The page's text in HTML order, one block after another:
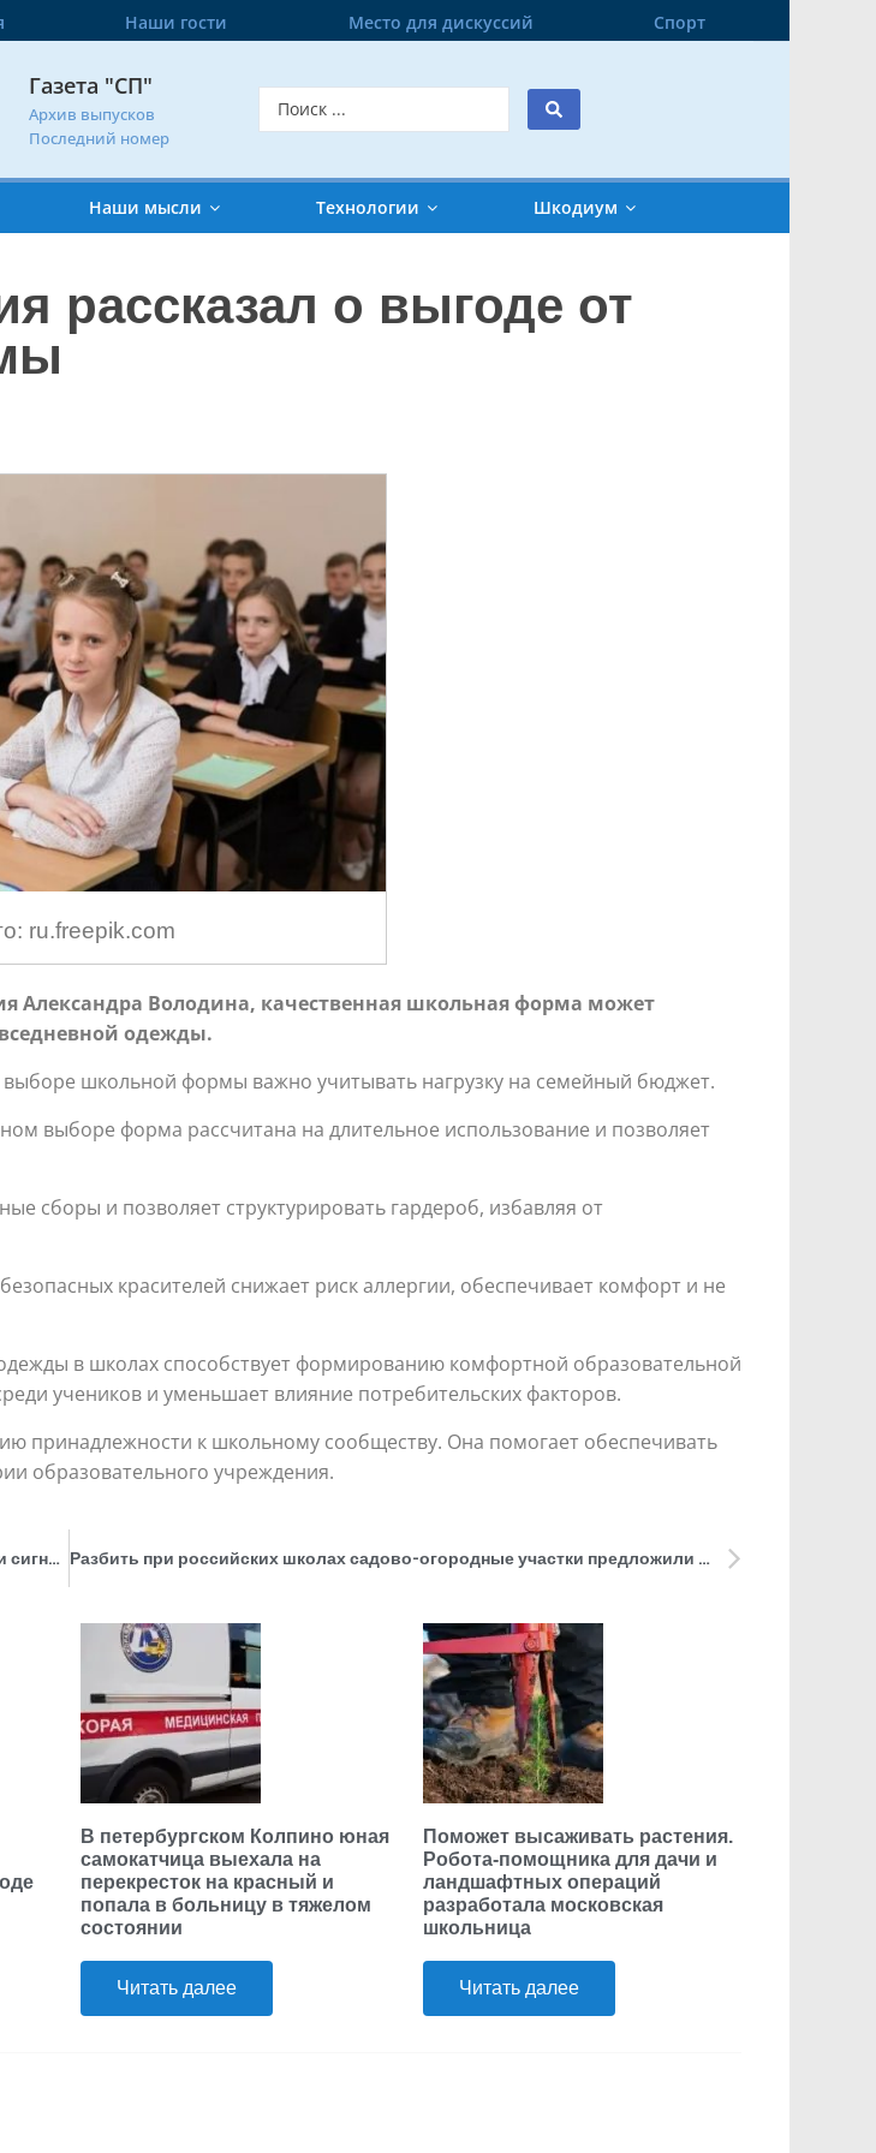
Наши гости Место для дискуссий Спорт
Газета "СП"
Архив выпусков
Последний номер
Наши мысли Технологии Шкодиум
рассказал о выгоде от
ru.freepik.com
Александра Володина, качественная школьная форма может
одежды.
школьной формы важно учитывать нагрузку на семейный бюджет.
выборе форма рассчитана на длительное использование и позволяет
сборы и позволяет структурировать гардероб, избавляя от
красителей снижает риск аллергии, обеспечивает комфорт и не
в школах способствует формированию комфортной образовательной
учеников и уменьшает влияние потребительских факторов.
принадлежности к школьному сообществу. Она помогает обеспечивать
образовательного учреждения.
В Челябинске девятиклассник принес в школу арбалет, баллончик и сигнальный пистолет и выстрелил в ровесницу Разбить при российских школах садово-огородные участки предложили общественники
В петербургском Колпино юная
самокатчица выехала на
перекресток на красный и
попала в больницу в тяжелом
состоянии
Читать далее
Поможет высаживать растения.
Робота-помощника для дачи и
ландшафтных операций
разработала московская
школьница
Читать далее